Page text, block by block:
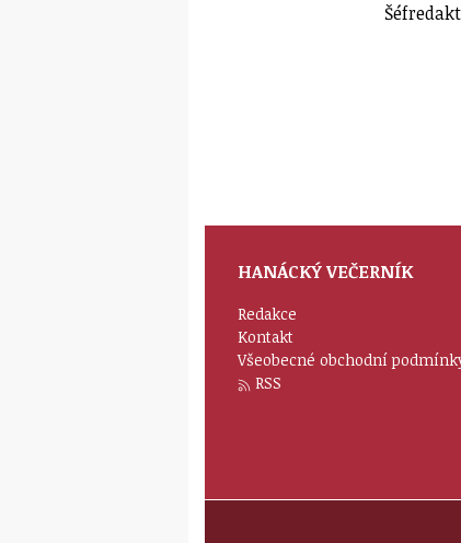
HANÁCKÝ VEČERNÍK
Redakce
Kontakt
Všeobecné obchodní
RSS